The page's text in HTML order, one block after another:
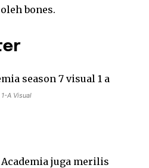
bones.
A Visual
juga merilis